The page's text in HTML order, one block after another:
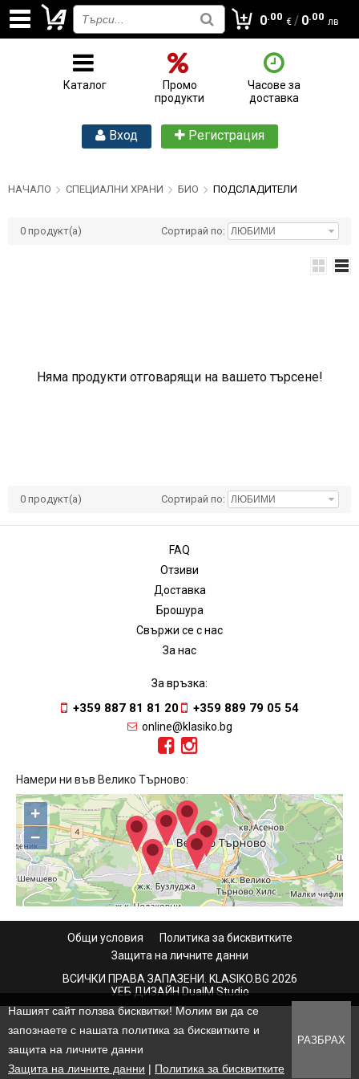
0.00 € / 0.00 лв
Каталог
Промо
продукти
Часове за
доставка
Вход Регистрация
НАЧАЛО СПЕЦИАЛНИ ХРАНИ БИО ПОДСЛАДИТЕЛИ
0 продукт(а) Сортирай по:
Няма продукти отговарящи на вашето търсене!
0 продукт(а) Сортирай по:
FAQ
Отзиви
Доставка
Брошура
Свържи се с нас
За нас
За връзка:
+359 887 81 81 20 +359 889 79 05 54
online@klasiko.bg
Намери ни във Велико Търново:
+
−
Общи условия
Политика за бисквитките
Защита на личните данни
ВСИЧКИ ПРАВА ЗАПАЗЕНИ. KLASIKO.BG 2026
УЕБ ДИЗАЙН DualM Studio
Нашият сайт ползва бисквитки! Молим ви да се
запознаете с нашата политика за бисквитките и
защита на личните данни
Защита на личните данни | Политика за бисквитките
РАЗБРАХ